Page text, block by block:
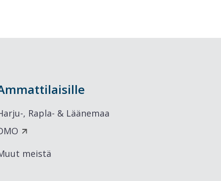
, Rapla- & Läänemaa
meistä